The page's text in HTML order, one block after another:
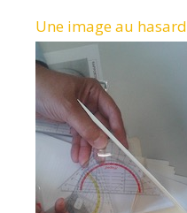
Une image au hasard